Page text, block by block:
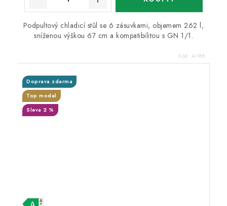
Podpultový chladicí stůl se 6 zásuvkami, objemem 262 l,
sníženou výškou 67 cm a kompatibilitou s GN 1/1.
Kód: AI188
Doprava zdarma
Top model
Sleva 2 %